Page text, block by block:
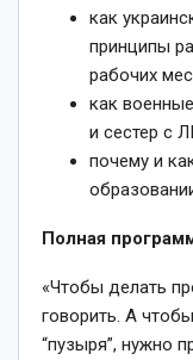
как
принципы
рабочих
как
и сестер с
почему и
Полная
«Чтобы делать
говорить. А
“пузыря”, нужно